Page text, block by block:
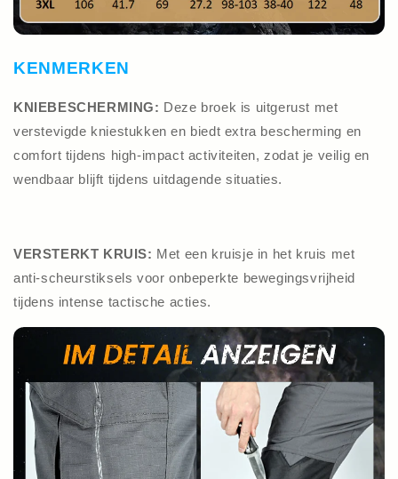
KENMERKEN
KNIEBESCHERMING: Deze broek is uitgerust met
verstevigde kniestukken en biedt extra bescherming en
comfort tijdens high-impact activiteiten, zodat je veilig en
wendbaar blijft tijdens uitdagende situaties.
VERSTERKT KRUIS: Met een kruisje in het kruis met
anti-scheurstiksels voor onbeperkte bewegingsvrijheid
tijdens intense tactische acties.